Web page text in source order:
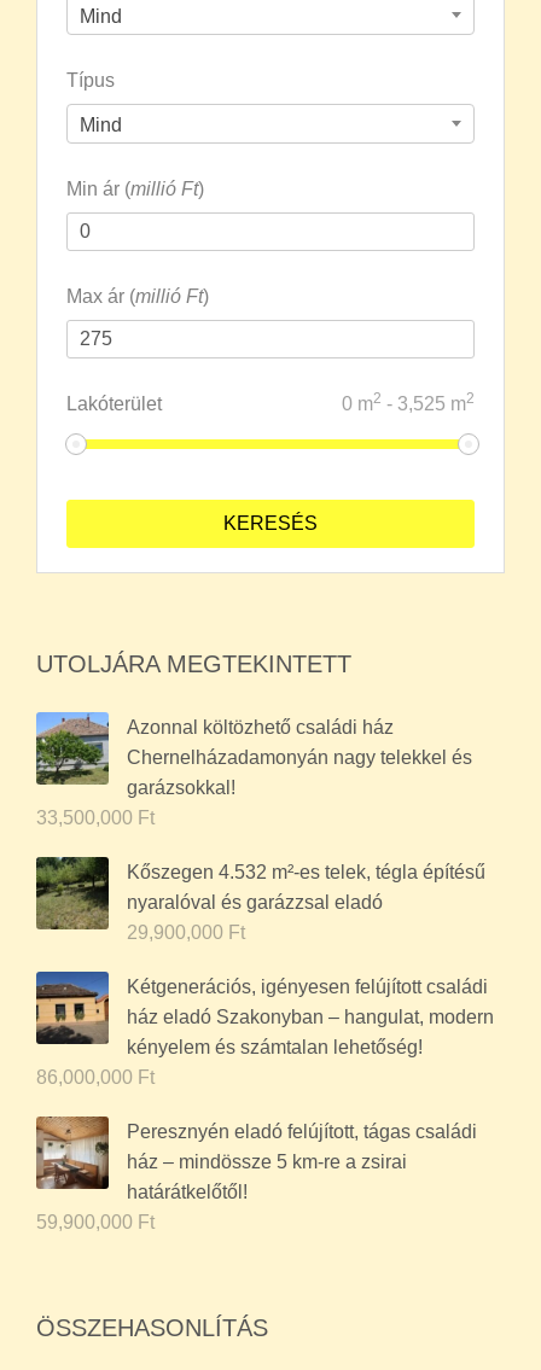
Mind
Típus
Mind
Min ár (millió Ft)
Max ár (millió Ft)
Lakóterület 0 m2 - 3,525 m2
UTOLJÁRA MEGTEKINTETT
Azonnal költözhető családi ház
Chernelházadamonyán nagy telekkel és
garázsokkal!
33,500,000 Ft
Kőszegen 4.532 m²-es telek, tégla építésű
nyaralóval és garázzsal eladó
29,900,000 Ft
Kétgenerációs, igényesen felújított családi
ház eladó Szakonyban – hangulat, modern
kényelem és számtalan lehetőség!
86,000,000 Ft
Peresznyén eladó felújított, tágas családi
ház – mindössze 5 km-re a zsirai
határátkelőtől!
59,900,000 Ft
ÖSSZEHASONLÍTÁS